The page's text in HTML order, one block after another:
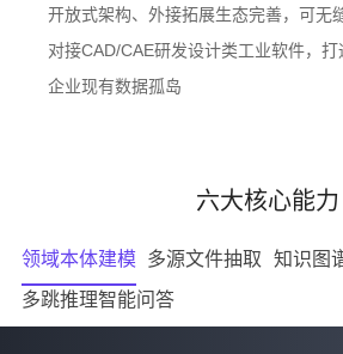
开放式架构、外接拓展生态完善，可无
对接CAD/CAE研发设计类工业软件，打
企业现有数据孤岛
六大核心能力
领域本体建模 多源文件抽取 知识图
多跳推理智能问答